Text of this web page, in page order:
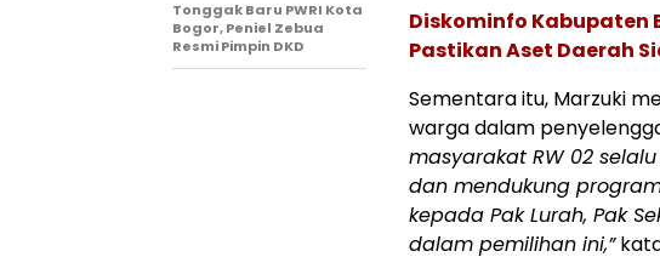
Diskominfo Kabupaten
Pastikan Aset Daerah
Sementara itu, Marzuki
warga dalam
masyarakat RW 02
dan mendukung
kepada Pak Lurah, Pak
dalam pemilihan ini,”
Tonggak Baru PWRI Kota
Bogor, Peniel Zebua
Resmi Pimpin DKD